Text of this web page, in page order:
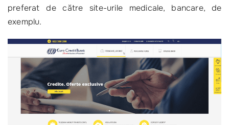
preferat de către site-urile medicale, bancare, de
exemplu.